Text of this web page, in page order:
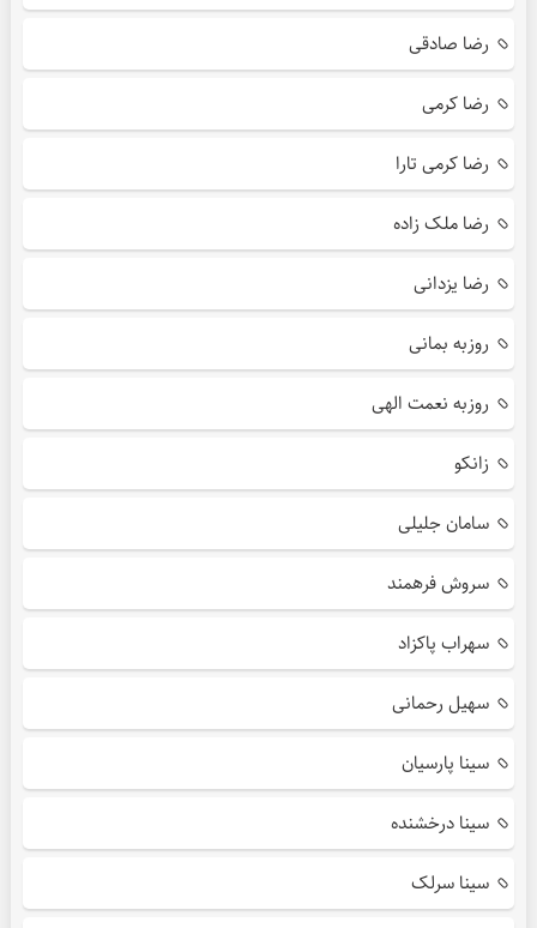
رضا صادقی
رضا کرمی
رضا کرمی تارا
رضا ملک زاده
رضا یزدانی
روزبه بمانی
روزبه نعمت الهی
زانکو
سامان جلیلی
سروش فرهمند
سهراب پاکزاد
سهیل رحمانی
سینا پارسیان
سینا درخشنده
سینا سرلک